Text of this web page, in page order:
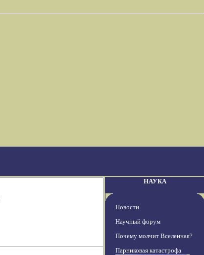
НАУКА
Новости
Научный форум
Почему молчит Вселенная?
Парниковая катастрофа